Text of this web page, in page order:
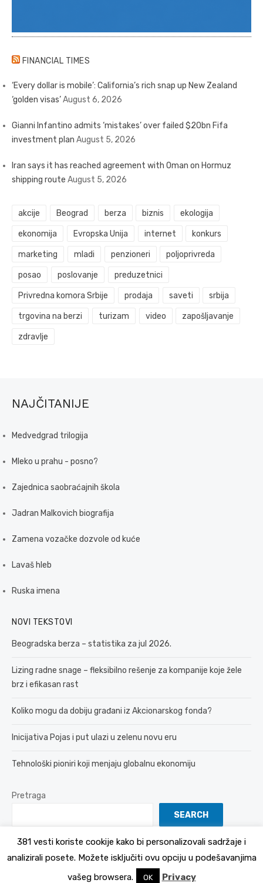
FINANCIAL TIMES
‘Every dollar is mobile’: California’s rich snap up New Zealand
‘golden visas’August 6, 2026
Gianni Infantino admits ‘mistakes’ over failed $20bn Fifa
investment plan August 5, 2026
Iran says it has reached agreement with Oman on Hormuz
shipping route August 5, 2026
akcije Beograd berza biznis ekologija
ekonomija Evropska Unija internet konkurs
marketing mladi penzioneri poljoprivreda
posao poslovanje preduzetnici
Privredna komora Srbije prodaja saveti srbija
trgovina na berzi turizam video zapošljavanje
zdravlje
NAJČITANIJE
Medvedgrad trilogija
Mleko u prahu - posno?
Zajednica saobraćajnih škola
Jadran Malkovich biografija
Zamena vozačke dozvole od kuće
Lavaš hleb
Ruska imena
NOVI TEKSTOVI
Beogradska berza – statistika za jul 2026.
Lizing radne snage – fleksibilno rešenje za kompanije koje žele
brz i efikasan rast
Koliko mogu da dobiju građani iz Akcionarskog fonda?
Inicijativa Pojas i put ulazi u zelenu novu eru
Tehnološki pioniri koji menjaju globalnu ekonomiju
Pretraga
SEARCH
Politika Privatnosti
381 vesti koriste cookije kako bi personalizovali sadržaje i
analizirali posete. Možete isključiti ovu opciju u podešavanjima
vašeg browsera.
OK Privacy